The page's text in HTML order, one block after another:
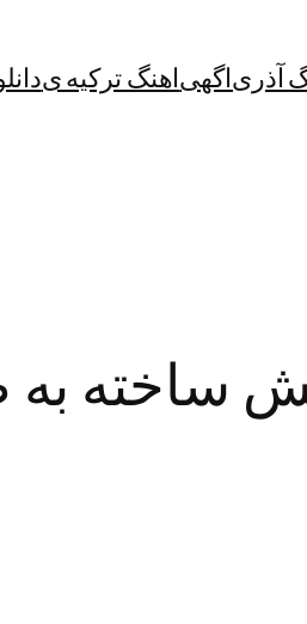
آذریاگهیاهنگ ترکیه ی
ساخته